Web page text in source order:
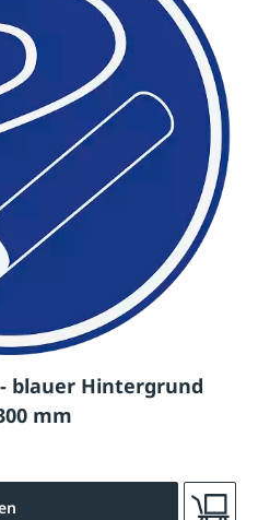
- blauer Hintergrund
mm